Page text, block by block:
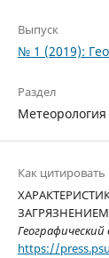
Выпуск
№ 1 (2019):
Раздел
Метеорология
Как цитировать
https://